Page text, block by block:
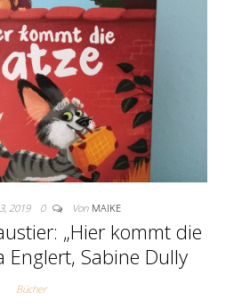
2019 0 Von MAIKE
„Hier kommt die
Englert, Sabine Dully
Bücher